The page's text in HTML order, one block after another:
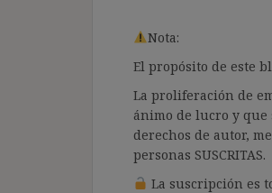
Nota:
El propósito de este
La proliferación de
ánimo de lucro y
derechos de autor,
personas SUSCRITAS.
La suscripción es